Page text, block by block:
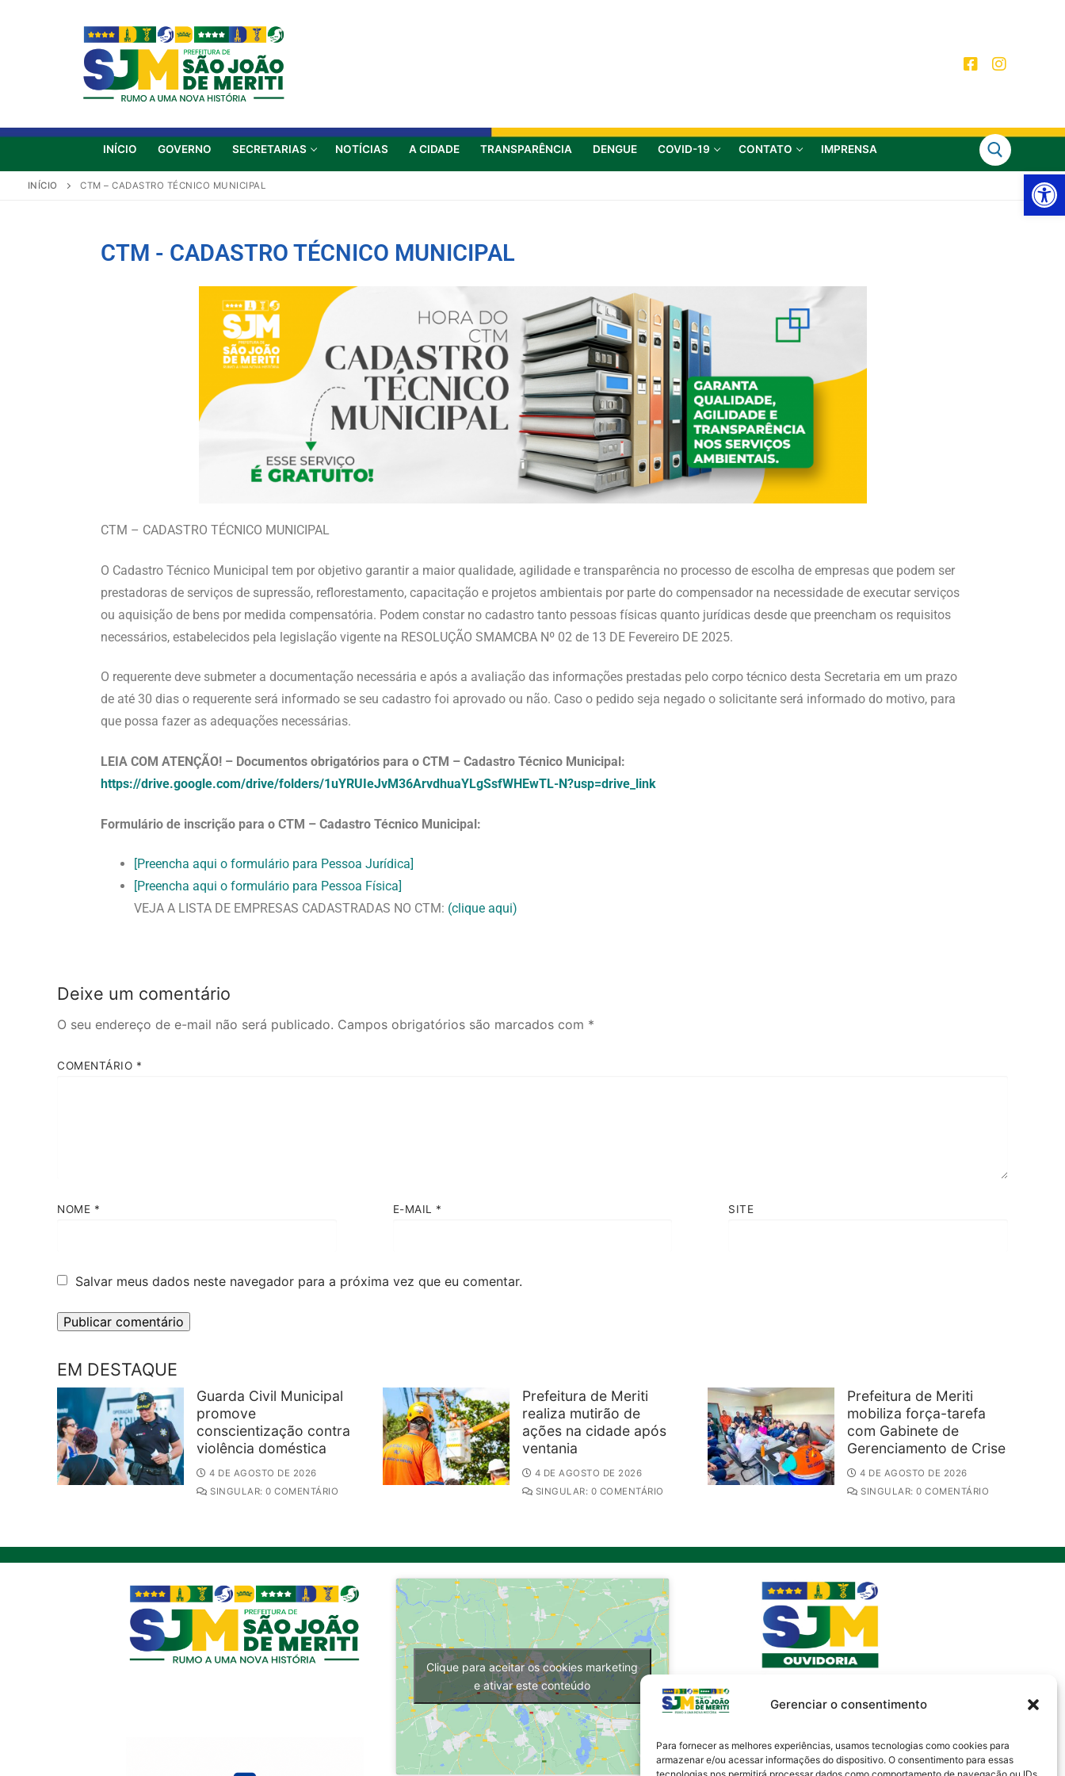
Gerenciar o consentimento
Para fornecer as melhores experiências, usamos tecnologias como cookies para
armazenar e/ou acessar informações do dispositivo. O consentimento para essas
INÍCIO GOVERNO SECRETARIAS NOTÍCIAS A CIDADE TRANSPARÊNCIA DENGUE COVID-19 CONTATO IMPRENSA
INÍCIO CTM – CADASTRO TÉCNICO MUNICIPAL
CTM - CADASTRO TÉCNICO MUNICIPAL
CTM – CADASTRO TÉCNICO MUNICIPAL
O Cadastro Técnico Municipal tem por objetivo garantir a maior qualidade, agilidade e transparência no processo de escolha de empresas que podem ser
prestadoras de serviços de supressão, reflorestamento, capacitação e projetos ambientais por parte do compensador na necessidade de executar serviços
ou aquisição de bens por medida compensatória. Podem constar no cadastro tanto pessoas físicas quanto jurídicas desde que preencham os requisitos
necessários, estabelecidos pela legislação vigente na RESOLUÇÃO SMAMCBA Nº 02 de 13 DE Fevereiro DE 2025.
O requerente deve submeter a documentação necessária e após a avaliação das informações prestadas pelo corpo técnico desta Secretaria em um prazo
de até 30 dias o requerente será informado se seu cadastro foi aprovado ou não. Caso o pedido seja negado o solicitante será informado do motivo, para
que possa fazer as adequações necessárias.
LEIA COM ATENÇÃO! – Documentos obrigatórios para o CTM – Cadastro Técnico Municipal:
https://drive.google.com/drive/folders/1uYRUIeJvM36ArvdhuaYLgSsfWHEwTL-N?usp=drive_link
Formulário de inscrição para o CTM – Cadastro Técnico Municipal:
[Preencha aqui o formulário para Pessoa Jurídica]
[Preencha aqui o formulário para Pessoa Física]
VEJA A LISTA DE EMPRESAS CADASTRADAS NO CTM: (clique aqui)
Deixe um comentário
O seu endereço de e-mail não será publicado. Campos obrigatórios são marcados com *
COMENTÁRIO *
NOME * E-MAIL * SITE
Salvar meus dados neste navegador para a próxima vez que eu comentar.
EM DESTAQUE
Guarda Civil Municipal
promove
conscientização contra
violência doméstica
4 DE AGOSTO DE 2026
SINGULAR: 0 COMENTÁRIO
Prefeitura de Meriti
realiza mutirão de
ações na cidade após
ventania
4 DE AGOSTO DE 2026
SINGULAR: 0 COMENTÁRIO
Prefeitura de Meriti
mobiliza força-tarefa
com Gabinete de
Gerenciamento de Crise
4 DE AGOSTO DE 2026
SINGULAR: 0 COMENTÁRIO
Clique para aceitar os cookies marketing
e ativar este conteúdo